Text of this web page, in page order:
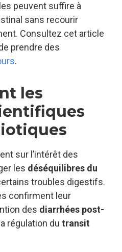
peuvent suffire à
sans recourir
Consultez cet article
prendre des
.
les
sur l’intérêt des
les déséquilibres du
troubles digestifs.
confirment leur
des diarrhées post-
régulation du transit